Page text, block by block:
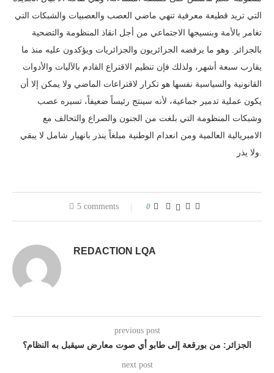
التي تريد قطيعة معرفية تنهي ماضي العصب والعصبيات والشبكات التي
تغامر بالأمة وبنسيجها الاجتماعي من أجل انقاذ المنظومة والتضحية
بالجزائر. وهو ما يرفضه الجزائريون والجزائريات ويؤكدون عليه منذ ما
يقارب سبعة أشهر، ولذلك فإن تنظيم الاقتراع القادم بالآليات والأدوات
القانونية والسياسية نفسها هو تكرار لاقتراعات الماضي ولا يمكن إلا أن
يكون عملية تدمير جماعية، لأنه سينتج رئيساً ضعيفاً، تسيره عصب
وشبكات المنظومة التي بلغت من الجنون والصراع والتحالف مع
الامبريالية العالمية ومن انعدام الوطنية مبلغاً ينذر بانهيار شامل لا يبقي
ولا يذر.
5 comments 0
REDACTION LQA
previous post
الجزائر: من بورقعة إلى طابو أي صوت معارض سيقبل به النظام؟
next post